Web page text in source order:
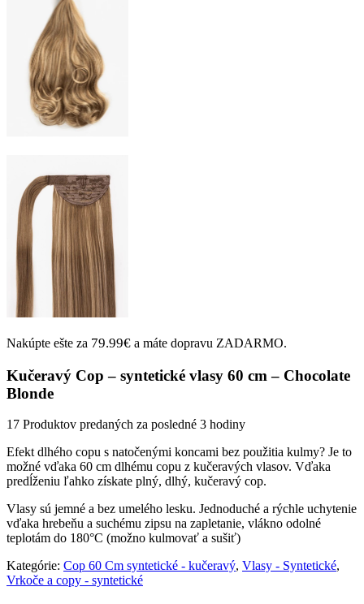
Nakúpte ešte za 79.99€ a máte dopravu ZADARMO.
Kučeravý Cop – syntetické vlasy 60 cm – Chocolate
Blonde
17 Produktov predaných za posledné 3 hodiny
Efekt dlhého copu s natočenými koncami bez použitia kulmy? Je to
možné vďaka 60 cm dlhému copu z kučeravých vlasov. Vďaka
predĺženiu ľahko získate plný, dlhý, kučeravý cop.
Vlasy sú jemné a bez umelého lesku. Jednoduché a rýchle uchytenie
vďaka hrebeňu a suchému zipsu na zapletanie, vlákno odolné
teplotám do 180°C (možno kulmovať a sušiť)
Kategórie: Cop 60 Cm syntetické - kučeravý, Vlasy - Syntetické,
Vrkoče a copy - syntetické